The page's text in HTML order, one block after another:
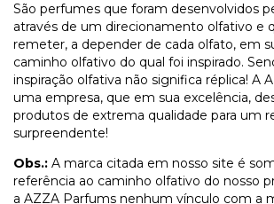
São perfumes que foram desenvolvidos
através de um direcionamento olfativo e
remeter, a depender de cada olfato, em
caminho olfativo do qual foi inspirado.
inspiração olfativa não significa réplica! A
uma empresa, que em sua excelência,
produtos de extrema qualidade para um
surpreendente!
Obs.: A marca citada em nosso site é
referência ao caminho olfativo do nosso
a AZZA Parfums nenhum vínculo com a